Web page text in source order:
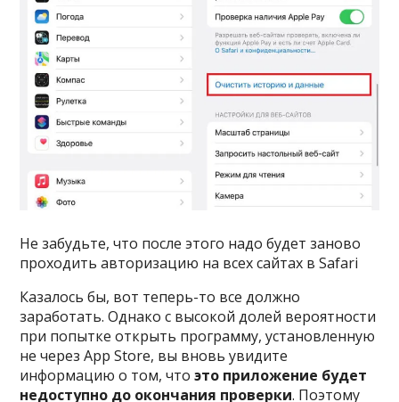
Не забудьте, что после этого надо будет заново
проходить авторизацию на всех сайтах в Safari
Казалось бы, вот теперь-то все должно
заработать. Однако с высокой долей вероятности
при попытке открыть программу, установленную
не через App Store, вы вновь увидите
информацию о том, чтоэто приложение будет
недоступно до окончания проверки. Поэтому